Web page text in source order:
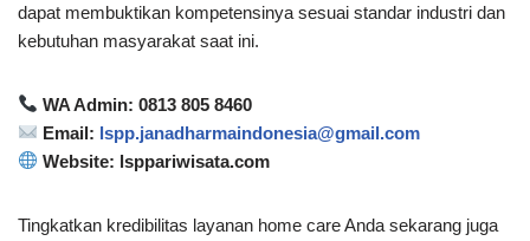
dapat membuktikan kompetensinya sesuai standar industri dan
kebutuhan masyarakat saat ini.
WA Admin: 0813 805 8460
Email: lspp.janadharmaindonesia@gmail.com
Website: lsppariwisata.com
Tingkatkan kredibilitas layanan home care Anda sekarang juga